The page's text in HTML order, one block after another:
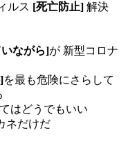
ルス [死亡防止] 解決
ながら]が 新型コロナ
を最も危険にさらして
はどうでもいい
ネだけだ